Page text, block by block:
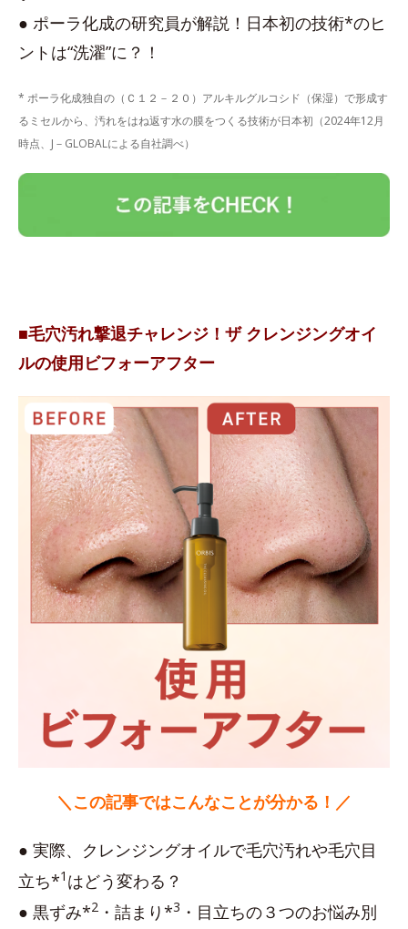
● ポーラ化成の研究員が解説！日本初の技術*のヒ
ントは“洗濯”に？！
* ポーラ化成独自の（Ｃ１２－２０）アルキルグルコシド（保湿）で形成す
るミセルから、汚れをはね返す水の膜をつくる技術が日本初（2024年12月
時点、J－GLOBALによる自社調べ）
■毛穴汚れ撃退チャレンジ！ザ クレンジングオイ
ルの使用ビフォーアフター
＼この記事ではこんなことが分かる！／
● 実際、クレンジングオイルで毛穴汚れや毛穴目
立ち*1 はどう変わる？
● 黒ずみ*2 ・詰まり*3 ・目立ちの３つのお悩み別